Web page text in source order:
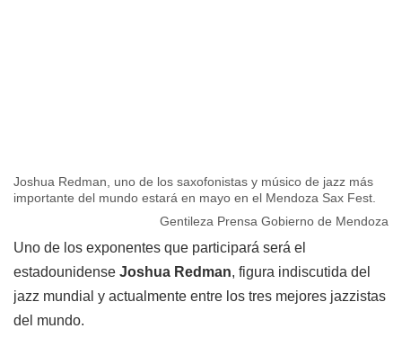
Joshua Redman, uno de los saxofonistas y músico de jazz más
importante del mundo estará en mayo en el Mendoza Sax Fest.
Gentileza Prensa Gobierno de Mendoza
Uno de los exponentes que participará será el
estadounidense Joshua Redman, figura indiscutida del
jazz mundial y actualmente entre los tres mejores jazzistas
del mundo.